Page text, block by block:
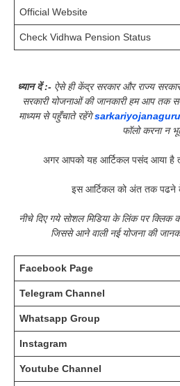
Official Website
Check Vidhwa Pension Status
ध्यान दें :- ऐसे ही केंद्र सरकार और राज्य सरकार
सरकारी योजनाओं की जानकारी हम आप
माध्यम से पहुँचाते रहेंगे
फॉलो करना न
अगर आपको यह आर्टिकल पसंद आया है
इस आर्टिकल को अंत तक पढने
नीचे दिए गये सोशल मिडिया के लिंक पर
जिससे आने वाली नई योजना की
Facebook Page
Telegram Channel
Whatsapp Group
Instagram
Youtube Channel